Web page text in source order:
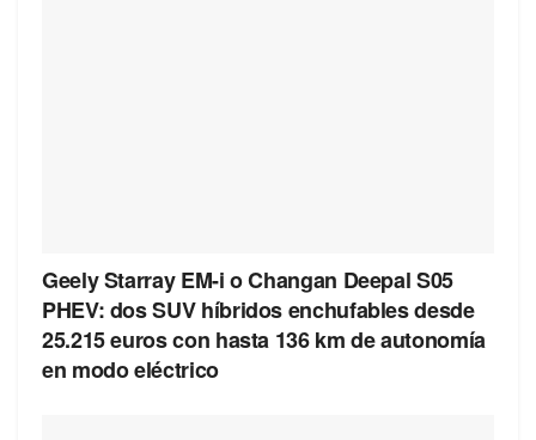
Geely Starray EM-i o Changan Deepal S05
PHEV: dos SUV híbridos enchufables desde
25.215 euros con hasta 136 km de autonomía
en modo eléctrico